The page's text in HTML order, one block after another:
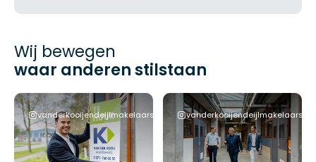
Wij bewegen
waar anderen stilstaan
vanderkooijendeijlmakelaars vanderkooijendeijlmakelaars